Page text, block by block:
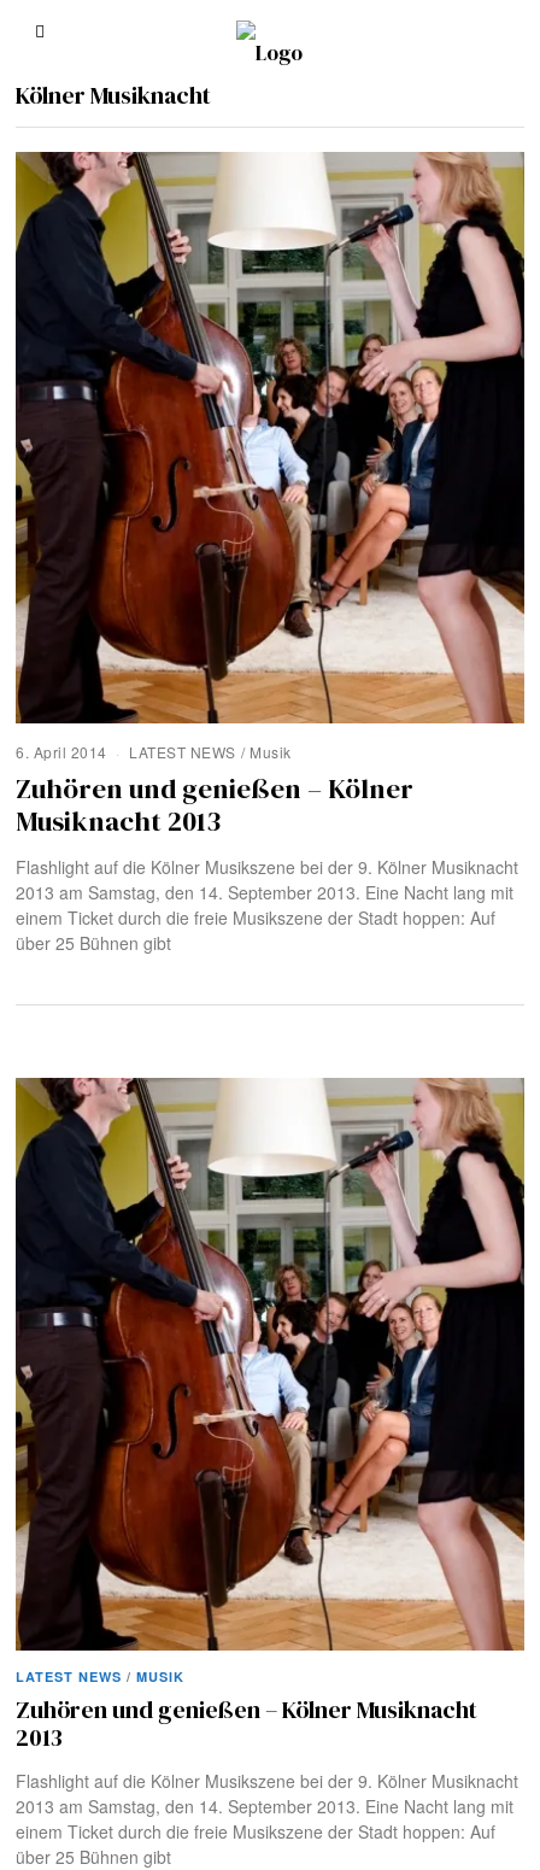
Kölner Musiknacht
6. April 2014 LATEST NEWS / Musik
Zuhören und genießen – Kölner
Musiknacht 2013
Flashlight auf die Kölner Musikszene bei der 9. Kölner Musiknacht
2013 am Samstag, den 14. September 2013. Eine Nacht lang mit
einem Ticket durch die freie Musikszene der Stadt hoppen: Auf
über 25 Bühnen gibt
LATEST NEWS / MUSIK
Zuhören und genießen – Kölner Musiknacht
2013
Flashlight auf die Kölner Musikszene bei der 9. Kölner Musiknacht
2013 am Samstag, den 14. September 2013. Eine Nacht lang mit
einem Ticket durch die freie Musikszene der Stadt hoppen: Auf
über 25 Bühnen gibt